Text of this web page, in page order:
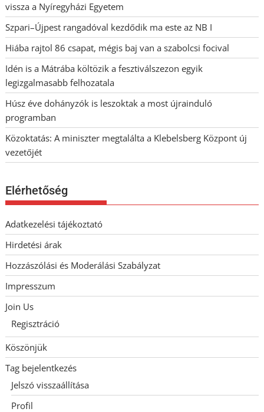
vissza a Nyíregyházi Egyetem
Szpari–Újpest rangadóval kezdődik ma este az NB I
Hiába rajtol 86 csapat, mégis baj van a szabolcsi focival
Idén is a Mátrába költözik a fesztiválszezon egyik
legizgalmasabb felhozatala
Húsz éve dohányzók is leszoktak a most újrainduló
programban
Közoktatás: A miniszter megtalálta a Klebelsberg Központ új
vezetőjét
Elérhetőség
Adatkezelési tájékoztató
Hirdetési árak
Hozzászólási és Moderálási Szabályzat
Impresszum
Join Us
Regisztráció
Köszönjük
Tag bejelentkezés
Jelszó visszaállítása
Profil